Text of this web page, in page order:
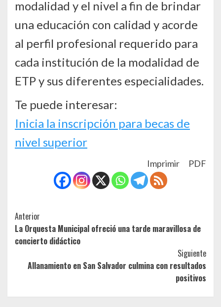
modalidad y el nivel a fin de brindar
una educación con calidad y acorde
al perfil profesional requerido para
cada institución de la modalidad de
ETP y sus diferentes especialidades.
Te puede interesar:
Inicia la inscripción para becas de
nivel superior
Imprimir PDF
Post
Navigation
Anterior
La Orquesta Municipal ofreció una tarde maravillosa de
concierto didáctico
Siguiente
Allanamiento en San Salvador culmina con resultados
positivos